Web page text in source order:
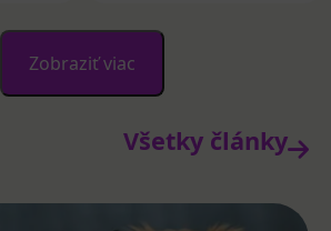
Zobraziť viac
Všetky články